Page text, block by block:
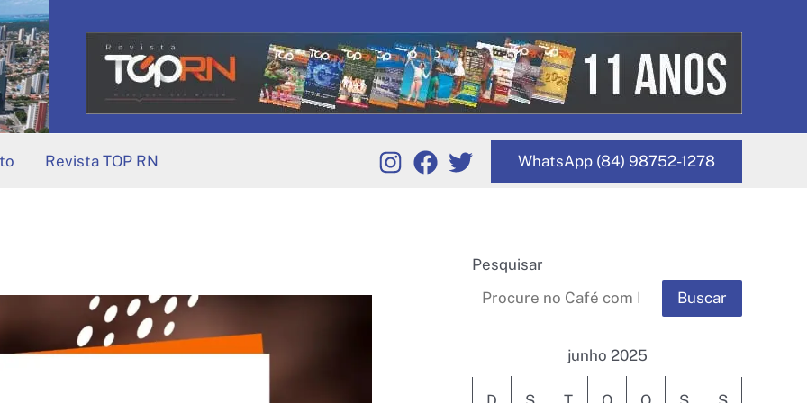
Revista TOP RN WhatsApp (84) 98752-1278
Pesquisar
Buscar
junho 2025